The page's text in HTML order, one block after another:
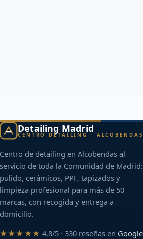
Detailing Madrid
CENTRO DETAILING · ALCOBENDAS
Centro de detailing en Alcobendas al
servicio de toda la Comunidad de Madrid:
pulido, cerámicos, PPF, tapizados y
limpieza profesional para más de 50
marcas, con recogida y entrega a
domicilio.
★★★★★ 4,8/5 · 330 reseñas en Google